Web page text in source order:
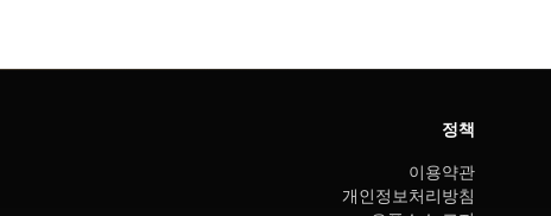
정책
이용약관
개인정보처리방침